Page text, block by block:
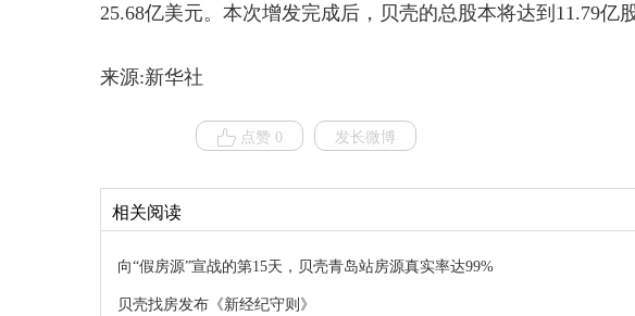
25.68亿美元。本次增发完成后，贝壳的总股本将达到11.79亿股
来源:新华社
点赞 0 发长微博
相关阅读
向“假房源”宣战的第15天，贝壳青岛站房源真实率达99%
贝壳找房发布《新经纪守则》